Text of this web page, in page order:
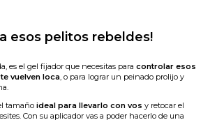
esos pelitos rebeldes!
es el gel fijador que necesitas para controlar esos
vuelven loca , o para lograr un peinado prolijo y
tamaño ideal para llevarlo con vos y retocar el
Con su aplicador vas a poder hacerlo de una